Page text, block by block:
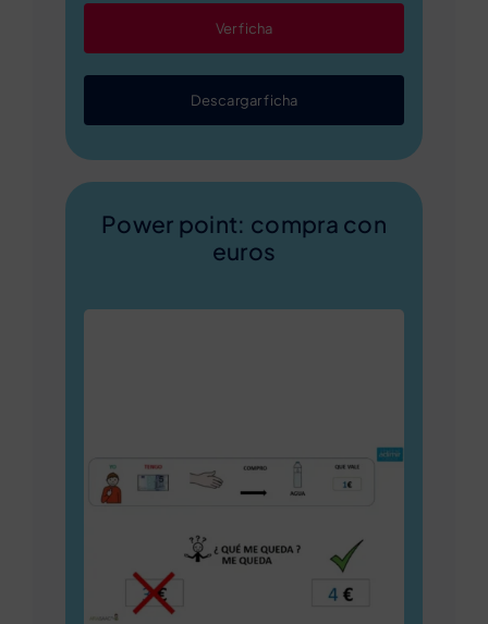
Ver ficha
Descargar ficha
Power point: compra con
euros